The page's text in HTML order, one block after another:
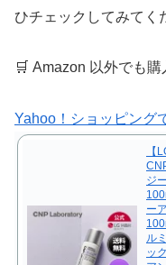
ひチェックしてみてく
🛒 Amazon 以外でも
Yahoo！ショッピング
【
ジ
ー
ル
ッ